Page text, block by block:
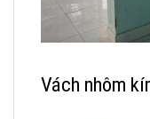
Vách nhôm